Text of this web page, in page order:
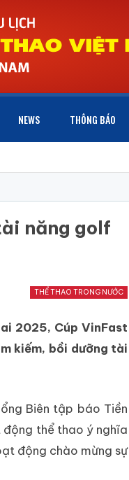
NEWS THÔNG BÁO
năng golf
THỂ THAO TRONG NƯỚC
2025, Cúp VinFast
kiếm, bồi dưỡng tài
Biên tập báo Tiền
động thể thao ý nghĩa
động chào mừng sự